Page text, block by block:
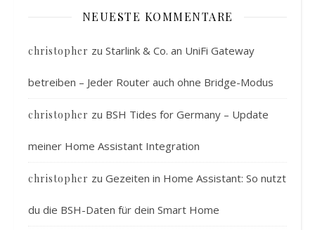
NEUESTE KOMMENTARE
christopher zu Starlink & Co. an UniFi Gateway
betreiben – Jeder Router auch ohne Bridge-Modus
christopher zu BSH Tides for Germany – Update
meiner Home Assistant Integration
christopher zu Gezeiten in Home Assistant: So nutzt
du die BSH-Daten für dein Smart Home